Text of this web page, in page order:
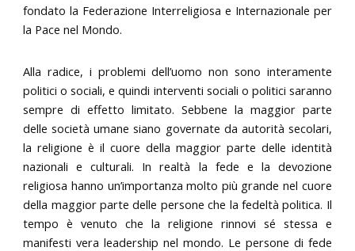
fondato la Federazione Interreligiosa e Internazionale per
la Pace nel Mondo.
Alla radice, i problemi dell’uomo non sono interamente
politici o sociali, e quindi interventi sociali o politici saranno
sempre di effetto limitato. Sebbene la maggior parte
delle società umane siano governate da autorità secolari,
la religione è il cuore della maggior parte delle identità
nazionali e culturali. In realtà la fede e la devozione
religiosa hanno un’importanza molto più grande nel cuore
della maggior parte delle persone che la fedeltà politica. Il
tempo è venuto che la religione rinnovi sé stessa e
manifesti vera leadership nel mondo. Le persone di fede